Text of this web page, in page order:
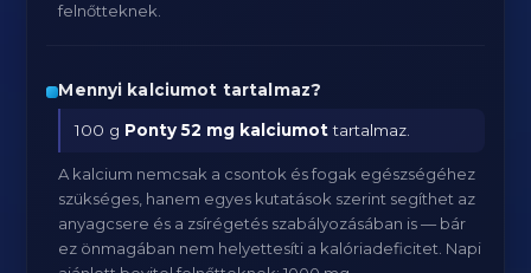
felnőtteknek.
Mennyi kalciumot tartalmaz?
100 g Ponty 52 mg kalciumottartalmaz.
A kalcium nemcsak a csontok és fogak egészségéhez
szükséges, hanem egyes kutatások szerint segíthet az
anyagcsere és a zsírégetés szabályozásában is — bár
ez önmagában nem helyettesíti a kalóriadeficitet. Napi